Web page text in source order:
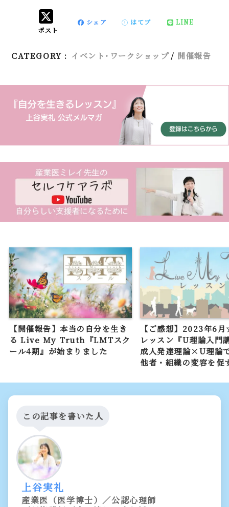
ポスト
シェア はてブ LINE
CATEGORY : イベント･ワークショップ 開催報告
【開催報告】本当の自分を生き
る Live My Truth『LMTスク
ール4期』が始まりました
【ご感想】2023年6
レッスン『U理論入
成人発達理論×U理論
他者・組織の変容を促
この記事を書いた人
上谷実礼
産業医（医学博士）／公認心理師